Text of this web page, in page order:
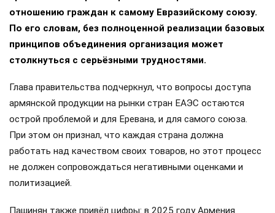
отношению граждан к самому Евразийскому союзу.
По его словам, без полноценной реализации базовых
принципов объединения организация может
столкнуться с серьёзными трудностями.
Глава правительства подчеркнул, что вопросы доступа
армянской продукции на рынки стран ЕАЭС остаются
острой проблемой и для Еревана, и для самого союза.
При этом он признал, что каждая страна должна
работать над качеством своих товаров, но этот процесс
не должен сопровождаться негативными оценками и
политизацией.
Пашинян также привёл цифры: в 2025 году Армения